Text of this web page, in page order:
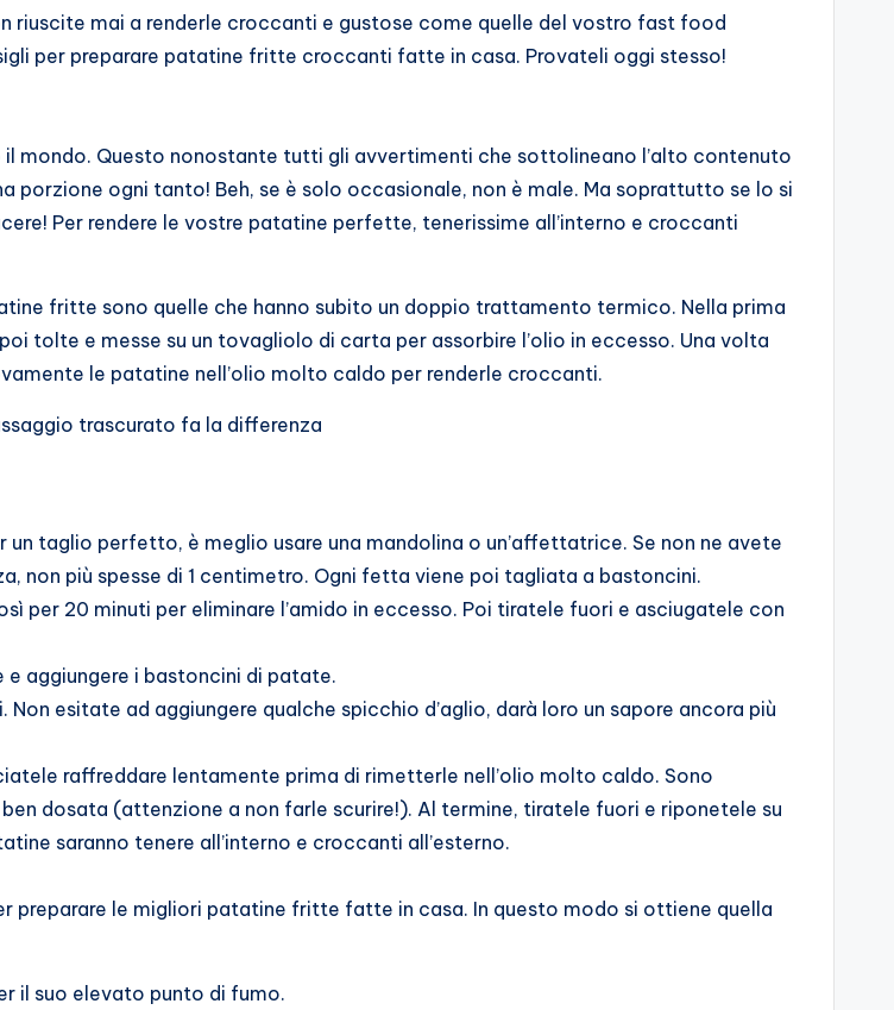
mai a renderle croccanti e gustose come quelle del vostro fast food
per preparare patatine fritte croccanti fatte in casa. Provateli oggi stesso!
mondo. Questo nonostante tutti gli avvertimenti che sottolineano l’alto contenuto
porzione ogni tanto! Beh, se è solo occasionale, non è male. Ma soprattutto se lo si
Per rendere le vostre patatine perfette, tenerissime all’interno e croccanti
fritte sono quelle che hanno subito un doppio trattamento termico. Nella prima
tolte e messe su un tovagliolo di carta per assorbire l’olio in eccesso. Una volta
le patatine nell’olio molto caldo per renderle croccanti.
trascurato fa la differenza
un taglio perfetto, è meglio usare una mandolina o un’affettatrice. Se non ne avete
non più spesse di 1 centimetro. Ogni fetta viene poi tagliata a bastoncini.
per 20 minuti per eliminare l’amido in eccesso. Poi tiratele fuori e asciugatele con
e aggiungere i bastoncini di patate.
esitate ad aggiungere qualche spicchio d’aglio, darà loro un sapore ancora più
raffreddare lentamente prima di rimetterle nell’olio molto caldo. Sono
dosata (attenzione a non farle scurire!). Al termine, tiratele fuori e riponetele su
saranno tenere all’interno e croccanti all’esterno.
preparare le migliori patatine fritte fatte in casa. In questo modo si ottiene quella
il suo elevato punto di fumo.